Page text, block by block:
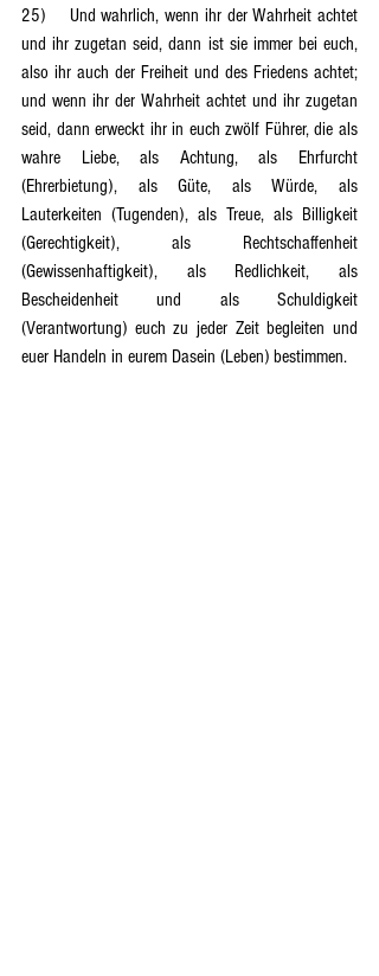
25)	Und wahrlich, wenn ihr der Wahrheit achtet
und ihr zugetan seid, dann ist sie immer bei euch,
also ihr auch der Freiheit und des Friedens achtet;
und wenn ihr der Wahrheit achtet und ihr zugetan
seid, dann erweckt ihr in euch zwölf Führer, die als
wahre Liebe, als Achtung, als Ehrfurcht
(Ehrerbietung), als Güte, als Würde, als
Lauterkeiten (Tugenden), als Treue, als Billigkeit
(Gerechtigkeit), als Rechtschaffenheit
(Gewissenhaftigkeit), als Redlichkeit, als
Bescheidenheit und als Schuldigkeit
(Verantwortung) euch zu jeder Zeit begleiten und
euer Handeln in eurem Dasein (Leben) bestimmen.